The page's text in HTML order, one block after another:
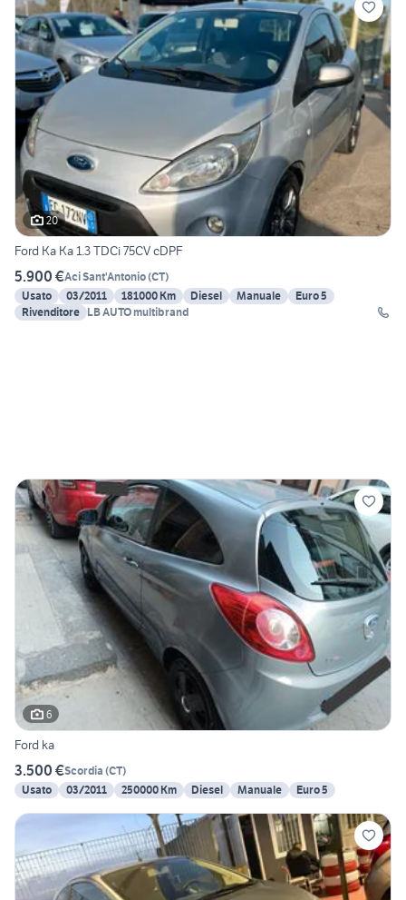
20
Ford Ka Ka 1.3 TDCi 75CV cDPF
5.900 €Aci Sant'Antonio(CT)
Usato
03/2011 181000 Km Diesel Manuale
Euro 5
Rivenditore LB AUTO multibrand
6
Ford ka
3.500 €Scordia (CT)
Usato
03/2011 250000 Km Diesel Manuale Euro 5